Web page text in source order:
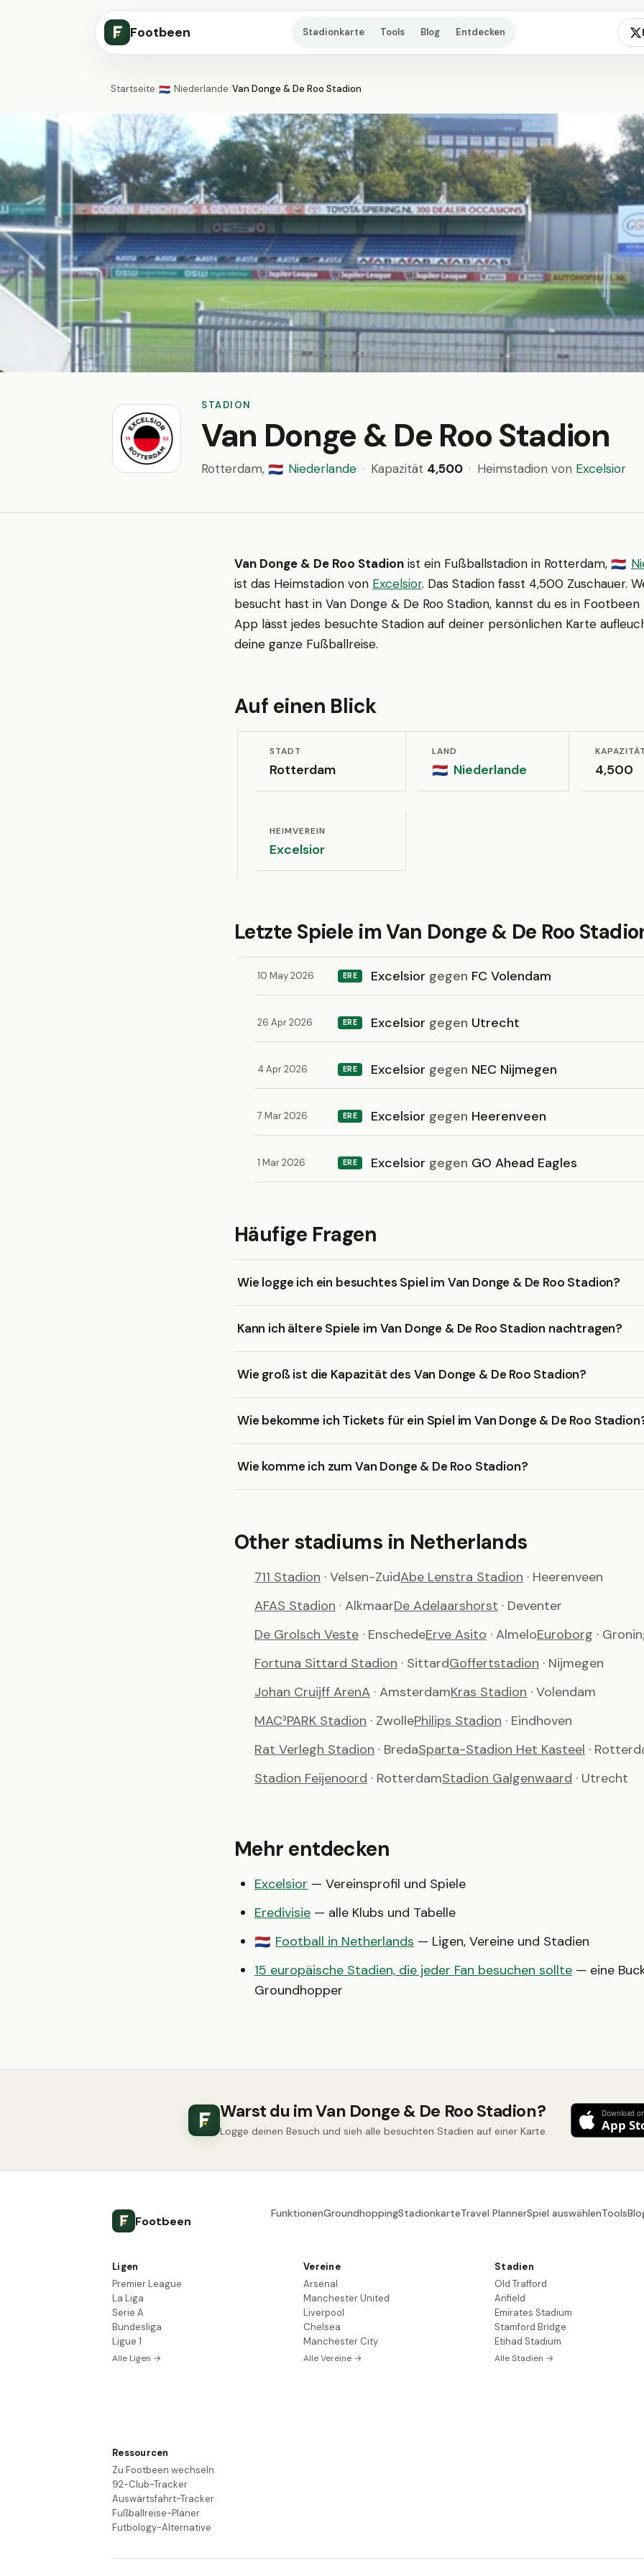
Footbeen Stadionkarte Tools Blog Entdecken
Startseite/🇳🇱 Niederlande/Van Donge & De Roo Stadion
STADION
Van Donge & De Roo Stadion
Rotterdam, 🇳🇱 Niederlande · Kapazität 4,500 · Heimstadion von Excelsior
Van Donge & De Roo Stadion ist ein Fußballstadion in Rotterdam, 🇳🇱
ist das Heimstadion von Excelsior. Das Stadion fasst 4,500 Zuschauer.
besucht hast in Van Donge & De Roo Stadion, kannst du es in Footbeen
App lässt jedes besuchte Stadion auf deiner persönlichen Karte
deine ganze Fußballreise.
Auf einen Blick
STADT
Rotterdam
LAND
🇳🇱 Niederlande 4,500
HEIMVEREIN
Excelsior
Letzte Spiele im Van Donge & De Roo
10 May 2026 ERE Excelsior gegen FC Volendam
26 Apr 2026 ERE Excelsior gegen Utrecht
4 Apr 2026 ERE Excelsior gegen NEC Nijmegen
7 Mar 2026 ERE Excelsior gegen Heerenveen
1 Mar 2026 ERE Excelsior gegen GO Ahead Eagles
Häufige Fragen
Wie logge ich ein besuchtes Spiel im Van Donge & De Roo Stadion?
Kann ich ältere Spiele im Van Donge & De Roo Stadion nachtragen?
Wie groß ist die Kapazität des Van Donge & De Roo Stadion?
Wie bekomme ich Tickets für ein Spiel im Van Donge & De Roo
Wie komme ich zum Van Donge & De Roo Stadion?
Other stadiums in Netherlands
711 Stadion · Velsen-ZuidAbe Lenstra Stadion · Heerenveen
AFAS Stadion · AlkmaarDe Adelaarshorst · Deventer
De Grolsch Veste · EnschedeErve Asito · AlmeloEuroborg ·
Fortuna Sittard Stadion · SittardGoffertstadion · Nijmegen
Johan Cruijff ArenA · AmsterdamKras Stadion · Volendam
MAC³PARK Stadion · ZwollePhilips Stadion · Eindhoven
Rat Verlegh Stadion · BredaSparta-Stadion Het Kasteel ·
Stadion Feijenoord · RotterdamStadion Galgenwaard · Utrecht
Mehr entdecken
Excelsior — Vereinsprofil und Spiele
Eredivisie — alle Klubs und Tabelle
🇳🇱 Football in Netherlands — Ligen, Vereine und Stadien
15 europäische Stadien, die jeder Fan besuchen sollte — eine
Groundhopper
Warst du im Van Donge & De Roo Stadion?
Logge deinen Besuch und sieh alle besuchten Stadien auf einer Karte.
Footbeen
FunktionenGroundhoppingStadionkarteTravel PlannerSpiel auswählenTools
Ligen
Premier League
La Liga
Serie A
Bundesliga
Ligue 1
Alle Ligen →
Vereine
Arsenal
Manchester United
Liverpool
Chelsea
Manchester City
Alle Vereine →
Stadien
Old Trafford
Anfield
Emirates Stadium
Stamford Bridge
Etihad Stadium
Alle Stadien →
Ressourcen
Zu Footbeen wechseln
92-Club-Tracker
Auswärtsfahrt-Tracker
Fußballreise-Planer
Futbology-Alternative